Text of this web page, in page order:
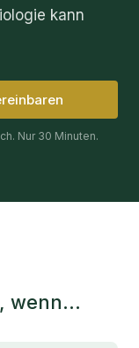
kann
Nur 30 Minuten.
wenn…